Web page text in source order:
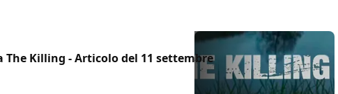
The Killing - Articolo del 11 settembre